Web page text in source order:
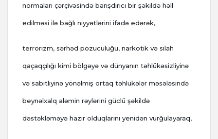
normaları çərçivəsində barışdırıcı bir şəkildə həll
edilməsi ilə bağlı niyyətlərini ifadə edərək,
terrorizm, sərhəd pozuculuğu, narkotik və silah
qaçaqçılığı kimi bölgəyə və dünyanın təhlükəsizliyinə
və sabitliyinə yönəlmiş ortaq təhlükələr məsələsində
beynəlxalq aləmin rəylərini güclü şəkildə
dəstəkləməyə hazır olduqlarını yenidən vurğulayaraq,